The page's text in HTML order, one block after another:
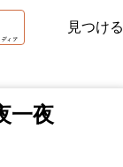
見つける
一夜